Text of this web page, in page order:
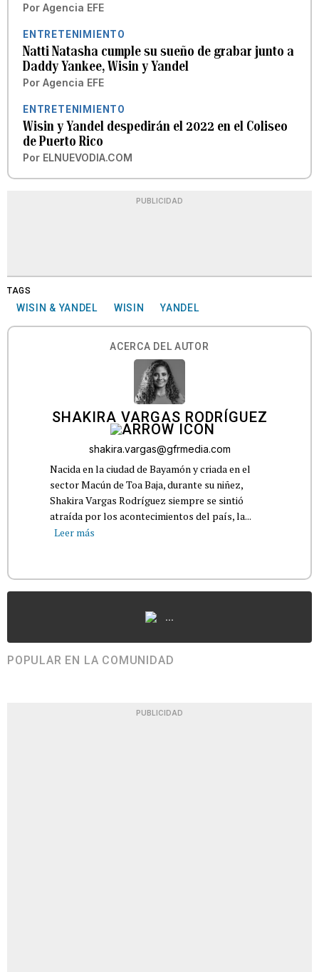
Por Agencia EFE
ENTRETENIMIENTO
Natti Natasha cumple su sueño de grabar junto a
Daddy Yankee, Wisin y Yandel
Por Agencia EFE
ENTRETENIMIENTO
Wisin y Yandel despedirán el 2022 en el Coliseo
de Puerto Rico
Por ELNUEVODIA.COM
PUBLICIDAD
TAGS
WISIN & YANDEL WISIN YANDEL
ACERCA DEL AUTOR
SHAKIRA VARGAS RODRÍGUEZ
shakira.vargas@gfrmedia.com
Nacida en la ciudad de Bayamón y criada en el
sector Macún de Toa Baja, durante su niñez,
Shakira Vargas Rodríguez siempre se sintió
atraída por los acontecimientos del país, la...
Leer más
...
POPULAR EN LA COMUNIDAD
PUBLICIDAD